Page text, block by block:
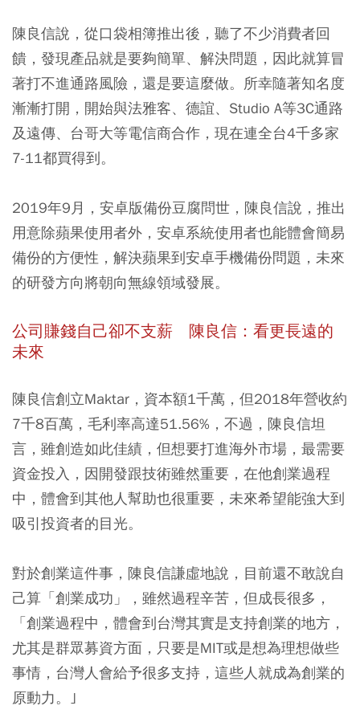
陳良信說，從口袋相簿推出後，聽了不少消費者回
饋，發現產品就是要夠簡單、解決問題，因此就算冒
著打不進通路風險，還是要這麼做。所幸隨著知名度
漸漸打開，開始與法雅客、德誼、Studio A等3C通路
及遠傳、台哥大等電信商合作，現在連全台4千多家
7-11都買得到。
2019年9月 ， 安卓版備份豆腐問世，陳良信說，推出
用意除蘋果使用者外，安卓系統使用者也能體會簡易
備份的方便性，解決蘋果到安卓手機備份問題，未來
的研發方向將朝向無線領域發展。
公司賺錢自己卻不支薪 陳良信：看更長遠的
未來
陳良信創立Maktar，資本額1千萬，但2018年營收約
7千8百萬，毛利率高達51.56%，不過，陳良信坦
言，雖創造如此佳績，但想要打進海外市場，最需要
資金投入，因開發跟技術雖然重要，在他創業過程
中，體會到其他人幫助也很重要，未來希望能強大到
吸引投資者的目光。
對於創業這件事，陳良信謙虛地說，目前還不敢說自
己算「創業成功」，雖然過程辛苦，但成長很多，
「創業過程中，體會到台灣其實是支持創業的地方，
尤其是群眾募資方面，只要是MIT或是想為理想做些
事情，台灣人會給予很多支持，這些人就成為創業的
原動力。｣